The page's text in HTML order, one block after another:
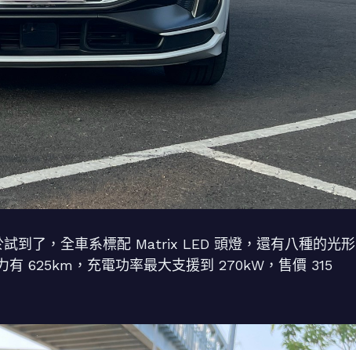
了，全車系標配 Matrix LED 頭燈，還有八種的光形
有 625km，充電功率最大支援到 270kW，售價 315